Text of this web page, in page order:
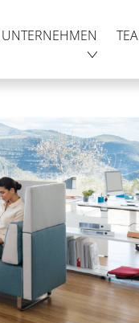
UNTERNEHMEN